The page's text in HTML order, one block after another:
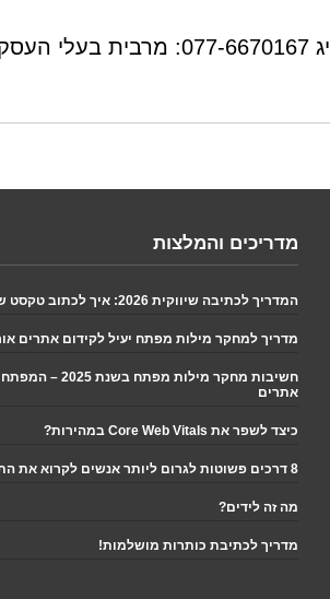
ניווט מהיר רוצה לקבל דוח מיקומים של האתר שלך בגוגל בחינם? מלא פרטים עכשיו או חייג 077-6670167:
מדריכים והמלצות
המדריך לכתיבה שיווקית 2026: איך לכתוב טקסט שבאמת מוכר
מדריך למחקר מילות מפתח יעיל לקידום אתרים
חשיבות מחקר מילות
אתרים
כיצד לשפר את Core Web Vitals במהירות?
8 דרכים פשוטות לגרום ליותר אנשים לקרוא את התוכן שלך
מה זה לידים?
מדריך לכתיבת כותרות מושלמות!